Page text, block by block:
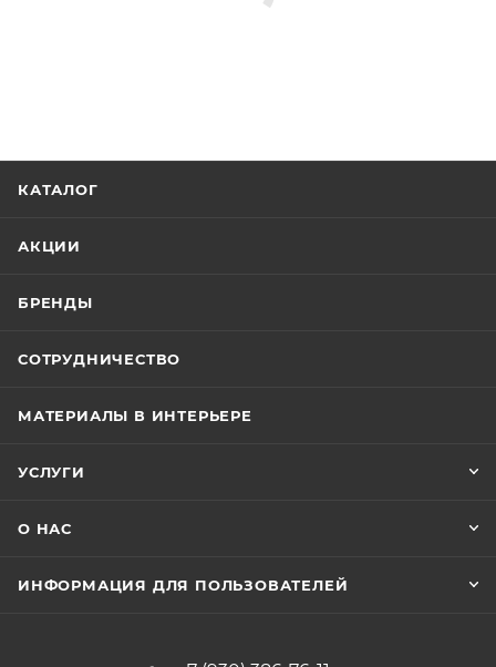
КАТАЛОГ
АКЦИИ
БРЕНДЫ
СОТРУДНИЧЕСТВО
МАТЕРИАЛЫ В ИНТЕРЬЕРЕ
УСЛУГИ
О НАС
ИНФОРМАЦИЯ ДЛЯ ПОЛЬЗОВАТЕЛЕЙ